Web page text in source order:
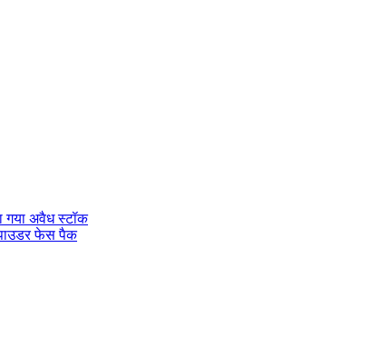
गया अवैध स्टॉक
पाउडर फेस पैक